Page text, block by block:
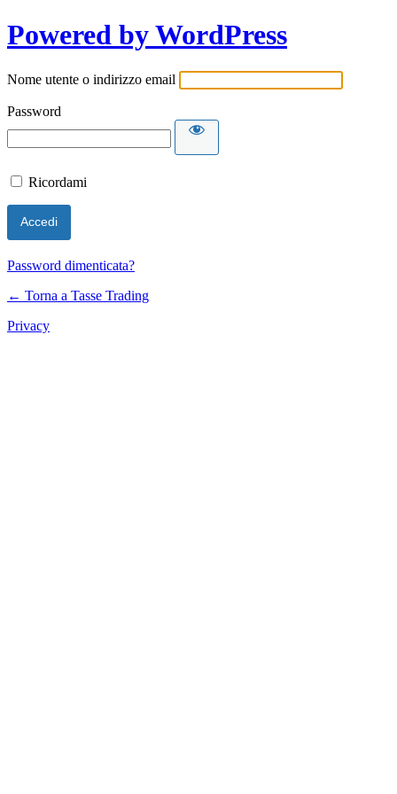
Powered by WordPress
Nome utente o indirizzo email
Password
Ricordami
Password dimenticata?
← Torna a Tasse Trading
Privacy